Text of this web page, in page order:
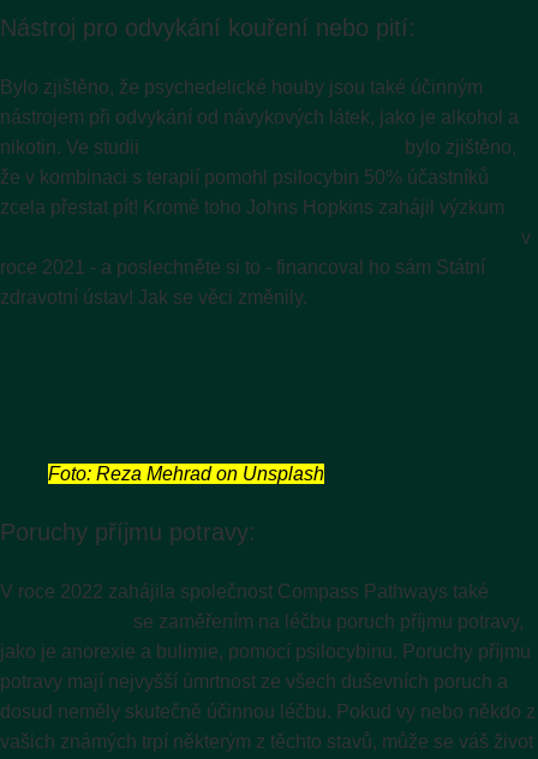
Nástroj pro odvykání kouření nebo pití:
Bylo zjištěno, že psychedelické houby jsou také účinným
nástrojem při odvykání od návykových látek, jako je alkohol a
nikotin. Ve studii
bylo zjištěno,
že v kombinaci s terapií pomohl psilocybin 50% účastníků
zcela přestat pít! Kromě toho Johns Hopkins zahájil výzkum
v
roce 2021 - a poslechněte si to - financoval ho sám Státní
zdravotní ústav! Jak se věci změnily.
Foto: Reza Mehrad on Unsplash
Poruchy příjmu potravy:
V roce 2022 zahájila společnost Compass Pathways také
se zaměřením na léčbu poruch příjmu potravy,
jako je anorexie a bulimie, pomocí psilocybinu. Poruchy příjmu
potravy mají nejvyšší úmrtnost ze všech duševních poruch a
dosud neměly skutečně účinnou léčbu. Pokud vy nebo někdo z
vašich známých trpí některým z těchto stavů, může se váš život